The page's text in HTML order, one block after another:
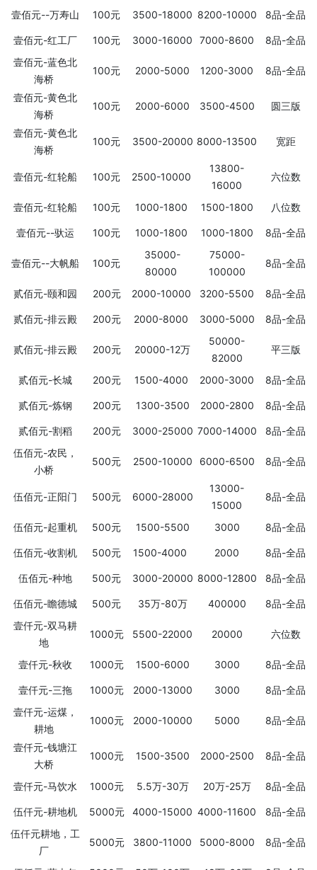
壹佰元--万寿山 100元 3500-18000 8200-10000 8品-全品
壹佰元-红工厂 100元 3000-16000 7000-8600
8品-全品
壹佰元-蓝色北
海桥
100元 2000-5000 1200-3000 8品-全品
壹佰元-黄色北
海桥
100元 2000-6000 3500-4500 圆三版
壹佰元-黄色北
海桥
100元 3500-20000 8000-13500 宽距
壹佰元-红轮船 100元 2500-10000
13800-
16000
六位数
壹佰元-红轮船 100元 1000-1800 1500-1800 八位数
壹佰元--驮运 100元 1000-1800 1000-1800 8品-全品
壹佰元--大帆船 100元
35000-
80000
75000-
100000
8品-全品
贰佰元-颐和园 200元 2000-10000 3200-5500 8品-全品
贰佰元-排云殿 200元 2000-8000 3000-5000 8品-全品
贰佰元-排云殿 200元 20000-12万
50000-
82000
平三版
贰佰元-长城 200元 1500-4000 2000-3000 8品-全品
贰佰元-炼钢 200元 1300-3500 2000-2800 8品-全品
贰佰元-割稻 200元 3000-25000 7000-14000
8品-全品
伍佰元-农民，
小桥
500元 2500-10000 6000-6500 8品-全品
伍佰元-正阳门 500元 6000-28000
13000-
15000
8品-全品
伍佰元-起重机 500元 1500-5500 3000 8品-全品
伍佰元-收割机 500元 1500-4000 2000 8品-全品
伍佰元-种地 500元 3000-20000 8000-12800 8品-全品
伍佰元-瞻德城 500元 35万-80万 400000
8品-全品
壹仟元-双马耕
地
1000元 5500-22000 20000 六位数
壹仟元-秋收 1000元 1500-6000 3000 8品-全品
壹仟元-三拖 1000元 2000-13000 3000
8品-全品
壹仟元-运煤，
耕地
1000元 2000-10000 5000 8品-全品
壹仟元-钱塘江
大桥
1000元 1500-3500 2000-2500 8品-全品
壹仟元-马饮水 1000元 5.5万-30万 20万-25万 8品-全品
伍仟元-耕地机 5000元 4000-15000 4000-11600
8品-全品
伍仟元耕地，工
厂
5000元 3800-11000 5000-8000 8品-全品